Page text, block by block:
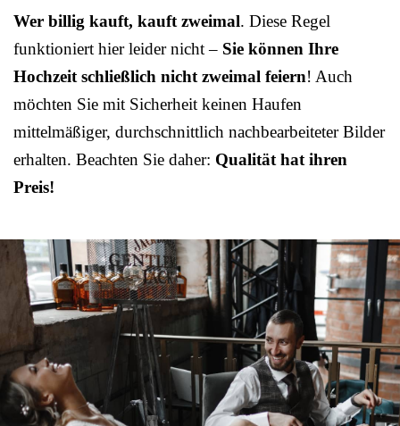
Wer billig kauft, kauft zweimal. Diese Regel
funktioniert hier leider nicht – Sie können Ihre
Hochzeit schließlich nicht zweimal feiern! Auch
möchten Sie mit Sicherheit keinen Haufen
mittelmäßiger, durchschnittlich nachbearbeiteter Bilder
erhalten. Beachten Sie daher: Qualität hat ihren
Preis!